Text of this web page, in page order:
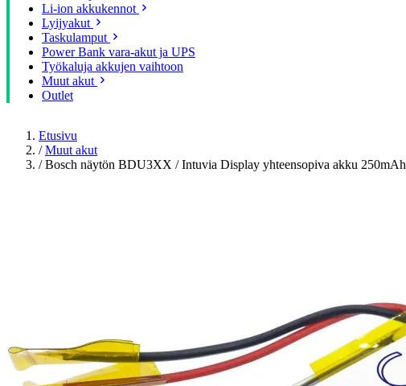
Li-ion akkukennot
Lyijyakut
Taskulamput
Power Bank vara-akut ja UPS
Työkaluja akkujen vaihtoon
Muut akut
Outlet
Etusivu
/ Muut akut
/ Bosch näytön BDU3XX / Intuvia Display yhteensopiva akku 250mAh